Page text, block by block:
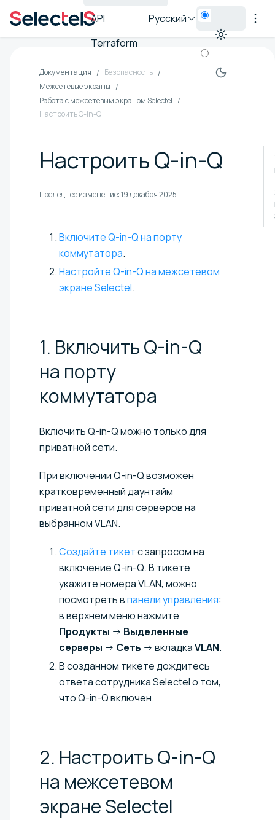
API
Terraform
Русский
Документация
Безопасность
Межсетевые экраны
Работа с межсетевым экраном Selectel
Настроить Q-in-Q
Настроить Q-in-Q
Последнее изменение:19 декабря 2025
Включите Q-in-Q на порту
коммутатора.
Настройте Q-in-Q на межсетевом
экране Selectel.
1. Включить Q-in-Q
на порту
коммутатора
Включить Q-in-Q можно только для
приватной сети.
При включении Q-in-Q возможен
кратковременный даунтайм
приватной сети для серверов на
выбранном VLAN.
Создайте тикетс запросом на
включение Q-in-Q. В тикете
укажите номера VLAN, можно
посмотреть впанели управления:
в верхнем меню нажмите
Продукты → Выделенные
серверы → Сеть → вкладкаVLAN.
В созданном тикете дождитесь
ответа сотрудника Selectel о том,
что Q-in-Q включен.
2. Настроить Q-in-Q
на межсетевом
экранеSelectel